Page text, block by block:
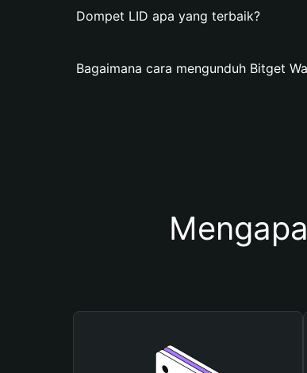
Dompet LID apa yang terbaik?
Bagaimana cara mengunduh Bitget